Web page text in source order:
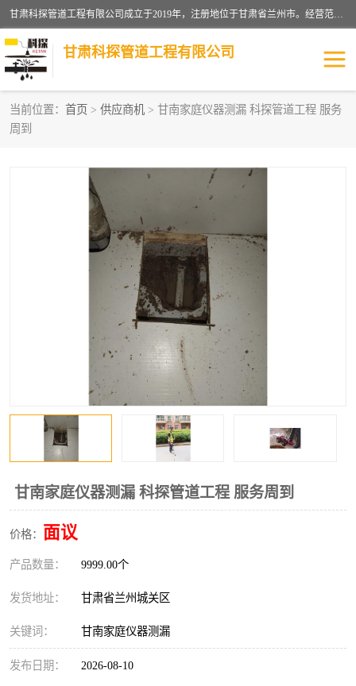
甘肃科探管道工程有限公司成立于2019年，注册地位于甘肃省兰州市。经营范围包括管道安装、清洗、疏通、维修、检测，防水工程，工程钻孔，化粪池清理，暖气安装，给排水管道安装维修，室内外管道如消防、供水、供热管道漏水检测定位，室内外防水堵漏等。
甘肃科探管道工程有限公司
当前位置： 首页 > 供应商机 > 甘南家庭仪器测漏 科探管道工程 服务
周到
甘南家庭仪器测漏 科探管道工程 服务周到
价格： 面议
产品数量： 9999.00个
发货地址： 甘肃省兰州城关区
关键词： 甘南家庭仪器测漏
发布日期： 2026-08-10
管道安装维修
漏水检查维修 消防管道漏水
供热管道漏水 排水管道漏水
自来水管漏水 管道疏通
高压车疏通清淤